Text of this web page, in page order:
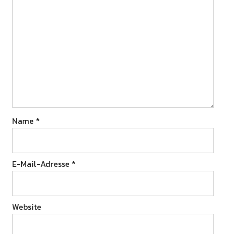
Name *
E-Mail-Adresse *
Website